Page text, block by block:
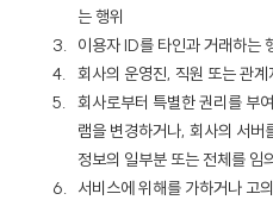
는 행위
이용자 ID를 타인과 거래하는
회사의 운영진, 직원 또는 관계
회사로부터 특별한 권리를 부
램을 변경하거나, 회사의 서버
정보의 일부분 또는 전체를 임
서비스에 위해를 가하거나 고